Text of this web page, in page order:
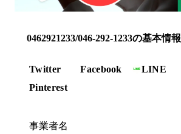
0462921233/046-292-1233の基本情報
Twitter Facebook LINE
Pinterest
事業者名